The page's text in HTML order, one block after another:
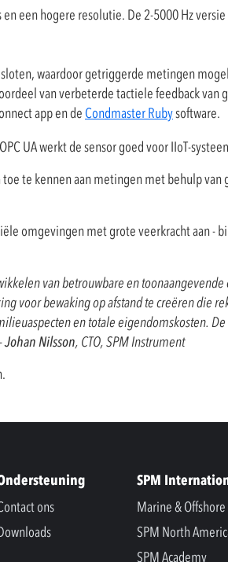
een hogere resolutie. De 2-5000 Hz
waardoor getriggerde metingen
van verbeterde tactiele feedback van
app en de Condmaster Rubysoftware.
UA werkt de sensor goed voor IIoT-
te kennen aan metingen met behulp van
omgevingen met grote veerkracht aan -
van betrouwbare en
voor bewaking op afstand te creëren die
en totale eigendomskosten.
Johan Nilsson, CTO, SPM Instrument
ons
SPM
Marine & Offshore
SPM North
SPM Academy